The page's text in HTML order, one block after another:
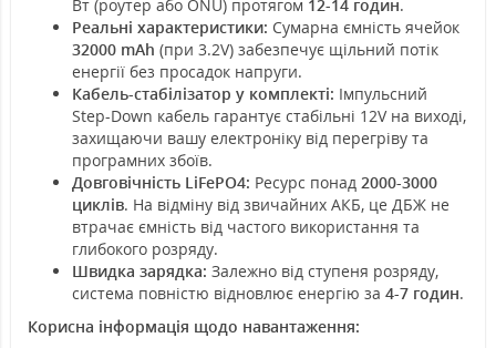
Вт (роутер або ONU) протягом 12-14 годин.
Реальні характеристики: Сумарна ємність ячейок
32000 mAh (при 3.2V) забезпечує щільний потік
енергії без просадок напруги.
Кабель-стабілізатор у комплекті: Імпульсний
Step-Down кабель гарантує стабільні 12V на виході,
захищаючи вашу електроніку від перегріву та
програмних збоїв.
Довговічність LiFePO4: Ресурс понад 2000-3000
циклів. На відміну від звичайних АКБ, це ДБЖ не
втрачає ємність від частого використання та
глибокого розряду.
Швидка зарядка: Залежно від ступеня розряду,
система повністю відновлює енергію за 4-7 годин.
Корисна інформація щодо навантаження: